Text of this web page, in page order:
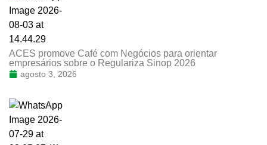
ACES promove Café com Negócios para orientar
empresários sobre o Regulariza Sinop 2026
agosto 3, 2026